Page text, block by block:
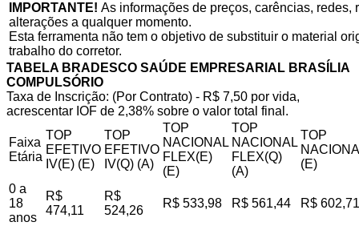
IMPORTANTE! As informações de preços, carências,
alterações a qualquer momento.
Esta ferramenta não tem o objetivo de substituir o material
trabalho do corretor.
TABELA BRADESCO SAÚDE EMPRESARIAL BRASÍLIA
COMPULSÓRIO
Taxa de Inscrição: (Por Contrato) - R$ 7,50 por vida,
acrescentar IOF de 2,38% sobre o valor total final.
Faixa
Etária
TOP
EFETIVO
IV(E) (E)
TOP
EFETIVO
IV(Q) (A)
TOP
NACIONAL
FLEX(E)
(E)
TOP
NACIONAL
FLEX(Q)
(A)
TOP
(E)
0 a
18
anos
R$
474,11
R$
524,26
R$ 533,98 R$ 561,44 R$ 602,71